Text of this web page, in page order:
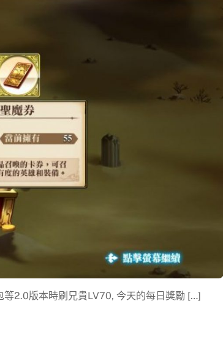
等2.0版本時刷兄貴LV70, 今天的每日獎勵 […]